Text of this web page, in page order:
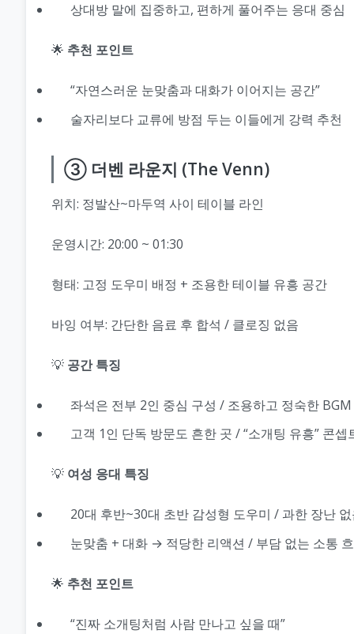
상대방 말에 집중하고, 편하게 풀어주는 응대 중심
🌟 추천 포인트
“자연스러운 눈맞춤과 대화가 이어지는 공간”
술자리보다 교류에 방점 두는 이들에게 강력 추천
③ 더벤 라운지 (The Venn)
위치: 정발산~마두역 사이 테이블 라인
운영시간: 20:00 ~ 01:30
형태: 고정 도우미 배정 + 조용한 테이블 유흥 공간
바잉 여부: 간단한 음료 후 합석 / 클로징 없음
💡 공간 특징
좌석은 전부 2인 중심 구성 / 조용하고 정숙한 BGM
고객 1인 단독 방문도 흔한 곳 / “소개팅 유흥” 콘셉
💡 여성 응대 특징
20대 후반~30대 초반 감성형 도우미 / 과한 장난 없
눈맞춤 + 대화 → 적당한 리액션 / 부담 없는 소통
🌟 추천 포인트
“진짜 소개팅처럼 사람 만나고 싶을 때”